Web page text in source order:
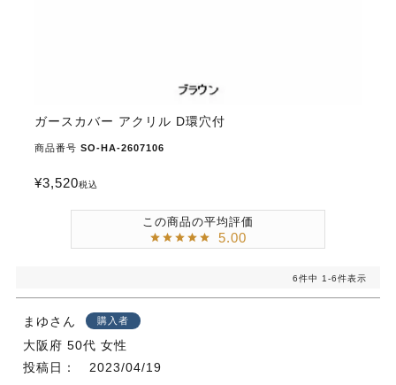
ガースカバー アクリル D環穴付
商品番号 SO-HA-2607106
¥3,520税込
5.00
6件中 1-6件表示
まゆ 購入者
大阪府 50代 女性
投稿日
2023/04/19